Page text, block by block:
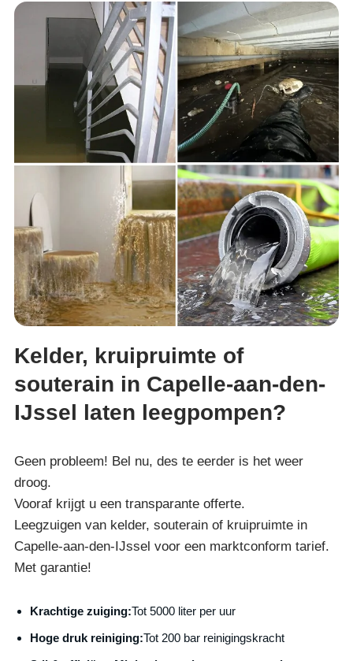
Kelder, kruipruimte of
souterain in Capelle-aan-den-
IJssel laten leegpompen?
Geen probleem! Bel nu, des te eerder is het weer
droog.
Vooraf krijgt u een transparante offerte.
Leegzuigen van kelder, souterain of kruipruimte in
Capelle-aan-den-IJssel voor een marktconform tarief.
Met garantie!
Krachtige zuiging:Tot 5000 liter per uur
Hoge druk reiniging:Tot 200 bar reinigingskracht